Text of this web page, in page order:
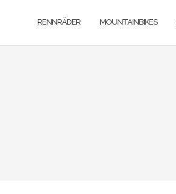
RENNRÄDER MOUNTAINBIKES